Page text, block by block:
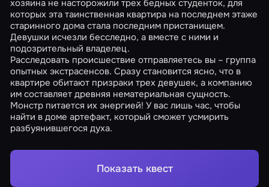
хозяина не насторожили трех бедных студенток, для
которых эта таинственная квартира на последнем этаже
старинного дома стала последним пристанищем.
Девушки исчезли бесследно, а вместе с ними и
подозрительный владелец.
Расследовать происшествие отправляетесь вы – группа
опытных экстрасенсов. Сразу становится ясно, что в
квартире обитают призраки трех девушек, а компанию
им составляет древняя нематериальная сущность.
Монстр питается их энергией! У вас лишь час, чтобы
найти в доме артефакт, который сможет усмирить
разбуянившегося духа.
Показать квест